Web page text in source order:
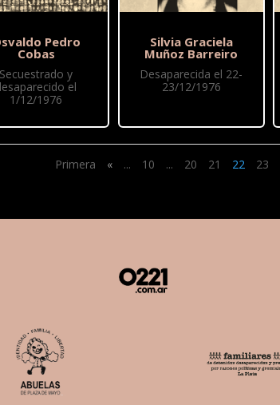
Pedro
Cobas
Secuestrado y
el
1/12/1976
Silvia Graciela
Muñoz Barreiro
Desaparecida el 22-
23/12/1976
Primera « ... 10 ... 20 21 22 23